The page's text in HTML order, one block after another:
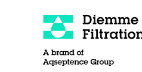
content